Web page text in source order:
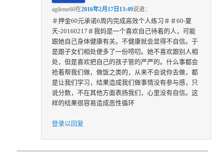
agileme60在2016年2月17日13:49说道：
＃押金60元承诺6周内完成高效个人练习＃＃60-夏
天-20160217＃我妈是一个喜欢自己待着的人，可能
跟她自己身体健康有关。不健康就会显得不自信。于
是跟子女们相处便多了一份唠叨。她不喜欢跟别人相
处，但是喜欢把自己的孩子管的严严的。什么事都会
抢着帮我们做，做饭之类的，从来不会说你去做，都
是让我们学习，结果造成我们做事情没有参与感，只
说分数，不在其他方面表扬我们，心里没有自信。这
样的结果很容易造成恶性循环
登录以回复